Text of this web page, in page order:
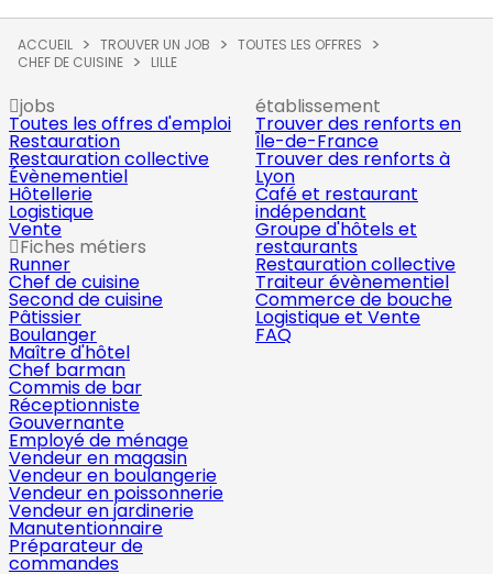
ACCUEIL TROUVER UN JOB
TOUTES LES OFFRES
CHEF DE CUISINE
LILLE
jobs
Toutes les offres d'emploi
Restauration
Restauration collective
Évènementiel
Hôtellerie
Logistique
Vente
Fiches métiers
Runner
Chef de cuisine
Second de cuisine
Pâtissier
Boulanger
Maître d'hôtel
Chef barman
Commis de bar
Réceptionniste
Gouvernante
Employé de ménage
Vendeur en magasin
Vendeur en boulangerie
Vendeur en poissonnerie
Vendeur en jardinerie
Manutentionnaire
Préparateur de
commandes
établissement
Trouver des renforts en
Île-de-France
Trouver des renforts à
Lyon
Café et restaurant
indépendant
Groupe d'hôtels et
restaurants
Restauration collective
Traiteur évènementiel
Commerce de bouche
Logistique et Vente
FAQ